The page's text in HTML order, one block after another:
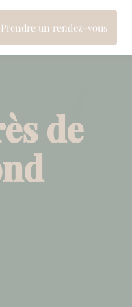
Prendre un rendez-vous
de